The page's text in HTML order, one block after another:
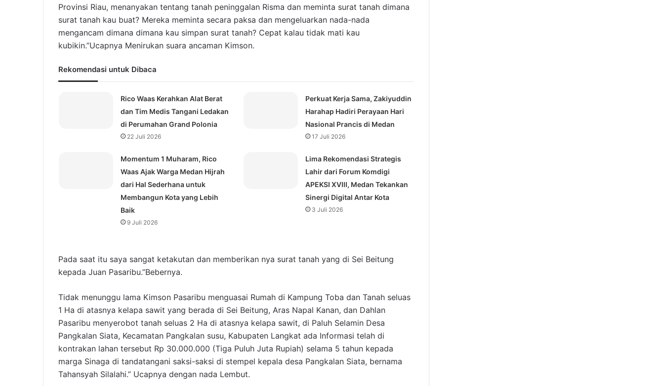
Provinsi Riau, menanyakan tentang tanah peninggalan Risma dan meminta surat tanah dimana
surat tanah kau buat? Mereka meminta secara paksa dan mengeluarkan nada-nada
mengancam dimana dimana kau simpan surat tanah? Cepat kalau tidak mati kau
kubikin.”Ucapnya Menirukan suara ancaman Kimson.
Rekomendasi untuk Dibaca
Rico Waas Kerahkan Alat Berat
dan Tim Medis Tangani Ledakan
di Perumahan Grand Polonia
22 Juli 2026
Perkuat Kerja Sama, Zakiyuddin
Harahap Hadiri Perayaan Hari
Nasional Prancis di Medan
17 Juli 2026
Momentum 1 Muharam, Rico
Waas Ajak Warga Medan Hijrah
dari Hal Sederhana untuk
Membangun Kota yang Lebih
Baik
9 Juli 2026
Lima Rekomendasi Strategis
Lahir dari Forum Komdigi
APEKSI XVIII, Medan Tekankan
Sinergi Digital Antar Kota
3 Juli 2026
Pada saat itu saya sangat ketakutan dan memberikan nya surat tanah yang di Sei Beitung
kepada Juan Pasaribu.”Bebernya.
Tidak menunggu lama Kimson Pasaribu menguasai Rumah di Kampung Toba dan Tanah seluas
1 Ha di atasnya kelapa sawit yang berada di Sei Beitung, Aras Napal Kanan, dan Dahlan
Pasaribu menyerobot tanah seluas 2 Ha di atasnya kelapa sawit, di Paluh Selamin Desa
Pangkalan Siata, Kecamatan Pangkalan susu, Kabupaten Langkat ada Informasi telah di
kontrakan lahan tersebut Rp 30.000.000 (Tiga Puluh Juta Rupiah) selama 5 tahun kepada
marga Sinaga di tandatangani saksi-saksi di stempel kepala desa Pangkalan Siata, bernama
Tahansyah Silalahi.” Ucapnya dengan nada Lembut.